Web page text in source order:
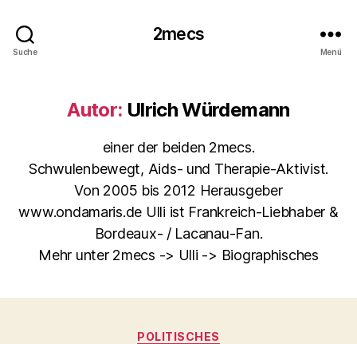
Suche
2mecs
Menü
Autor: Ulrich Würdemann
einer der beiden 2mecs.
Schwulenbewegt, Aids- und Therapie-Aktivist.
Von 2005 bis 2012 Herausgeber
www.ondamaris.de Ulli ist Frankreich-Liebhaber &
Bordeaux- / Lacanau-Fan.
Mehr unter 2mecs -> Ulli -> Biographisches
Kategorien
POLITISCHES